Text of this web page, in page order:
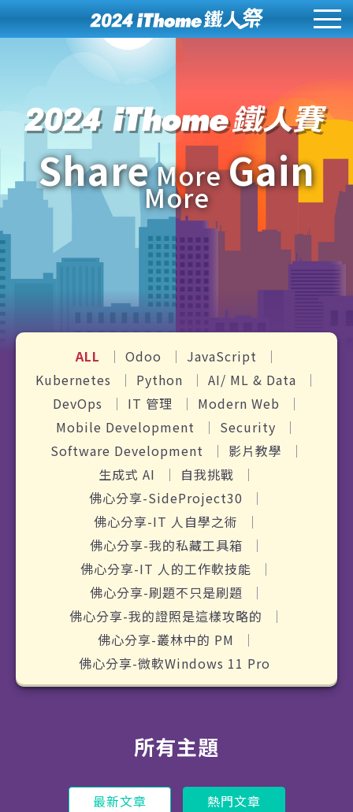
ShareMoreGain
More
ALL Odoo
JavaScript
Kubernetes
Python
AI/ ML & Data
DevOps
IT 管理
Modern Web
Mobile Development
Security
Software Development
影片教學
生成式 AI
自我挑戰
佛心分享-SideProject30
佛心分享-IT 人自學之術
佛心分享-我的私藏工具箱
佛心分享-IT 人的工作軟技能
佛心分享-刷題不只是刷題
佛心分享-我的證照是這樣攻略的
佛心分享-叢林中的 PM
佛心分享-微軟Windows 11 Pro
所有主題
最新文章 熱門文章